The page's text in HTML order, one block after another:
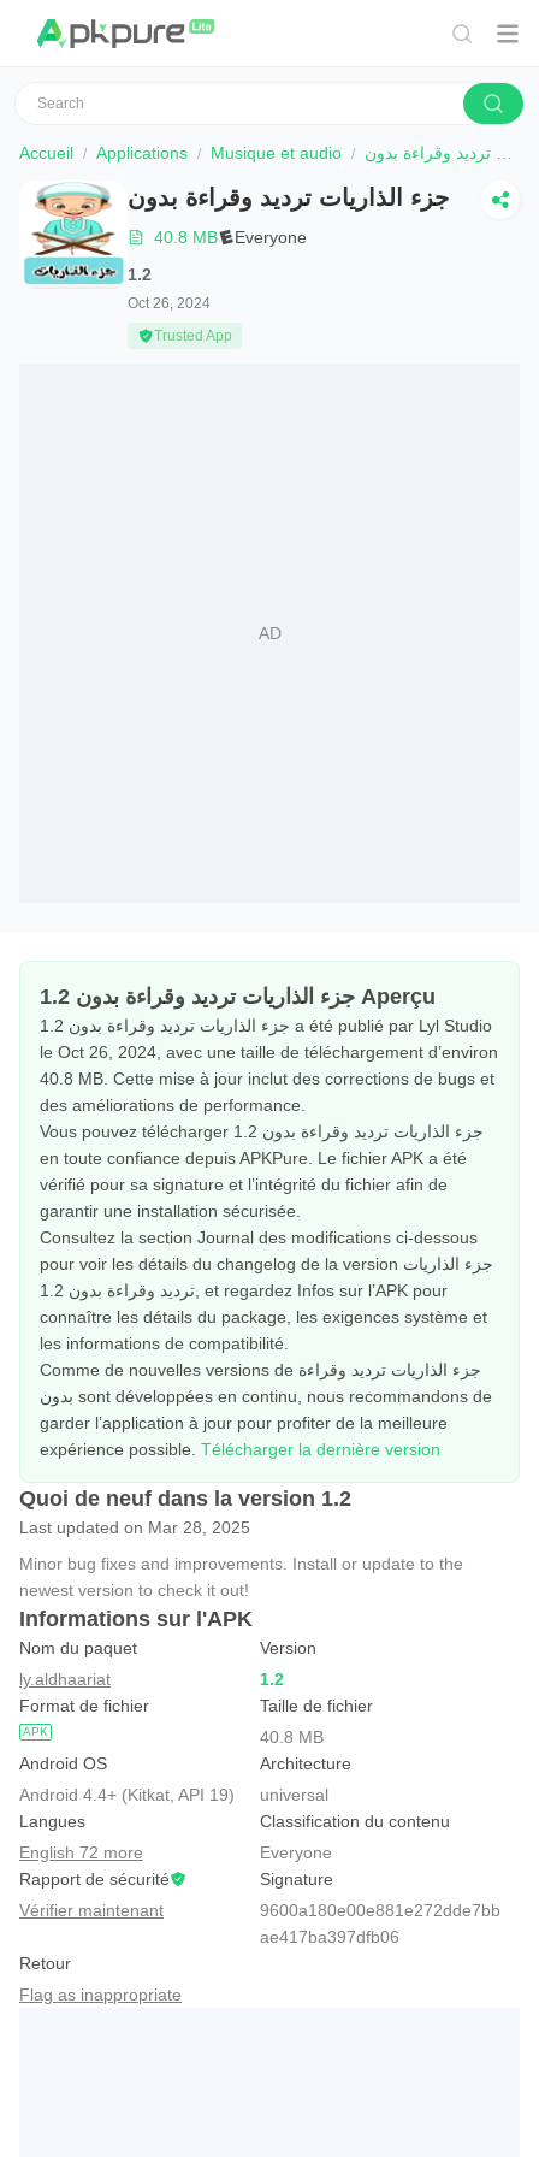
Accueil Applications Musique et audio جزء الذاريات ترديد وقراءة بدون
جزء الذاريات ترديد وقراءة بدون
40.8 MB
Everyone
1.2
Oct 26, 2024
Trusted App
جزء الذاريات ترديد وقراءة بدون 1.2 Aperçu
جزء الذاريات ترديد وقراءة بدون 1.2 a été publié par Lyl Studio
le Oct 26, 2024, avec une taille de téléchargement d’environ
40.8 MB. Cette mise à jour inclut des corrections de bugs et
des améliorations de performance.
Vous pouvez télécharger جزء الذاريات ترديد وقراءة بدون 1.2
en toute confiance depuis APKPure. Le fichier APK a été
vérifié pour sa signature et l’intégrité du fichier afin de
garantir une installation sécurisée.
Consultez la section Journal des modifications ci-dessous
pour voir les détails du changelog de la version جزء الذاريات
ترديد وقراءة بدون 1.2, et regardez Infos sur l’APK pour
connaître les détails du package, les exigences système et
les informations de compatibilité.
Comme de nouvelles versions de جزء الذاريات ترديد وقراءة
بدون sont développées en continu, nous recommandons de
garder l’application à jour pour profiter de la meilleure
expérience possible. Télécharger la dernière version
Quoi de neuf dans la version 1.2
Last updated on Mar 28, 2025
Minor bug fixes and improvements. Install or update to the
newest version to check it out!
Informations sur l'APK
Nom du paquet
ly.aldhaariat
Version
1.2
Format de fichier
APK
Taille de fichier
40.8 MB
Android OS
Android 4.4+ (Kitkat, API 19)
Architecture
universal
Langues
English 72 more
Classification du contenu
Everyone
Rapport de sécurité
Vérifier maintenant
Signature
9600a180e00e881e272dde7bb
ae417ba397dfb06
Retour
Flag as inappropriate